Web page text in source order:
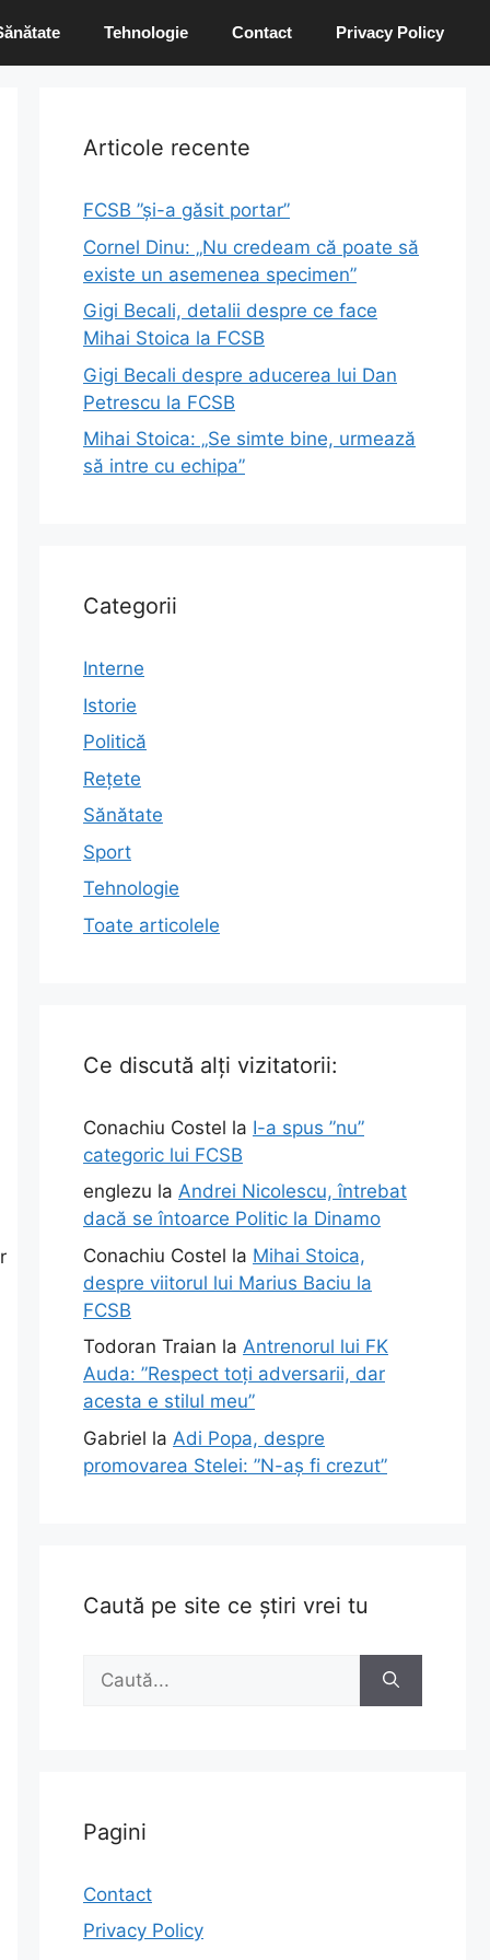
Tehnologie Contact Privacy Policy
Articole recente
FCSB ”și-a găsit portar”
Cornel Dinu: „Nu credeam că poate să
existe un asemenea specimen”
Gigi Becali, detalii despre ce face
Mihai Stoica la FCSB
Gigi Becali despre aducerea lui Dan
Petrescu la FCSB
Mihai Stoica: „Se simte bine, urmează
să intre cu echipa”
Categorii
Interne
Istorie
Politică
Rețete
Sănătate
Sport
Tehnologie
Toate articolele
Ce discută alți vizitatorii:
Conachiu Costel la I-a spus ”nu”
categoric lui FCSB
englezu la Andrei Nicolescu, întrebat
dacă se întoarce Politic la Dinamo
Conachiu Costel la Mihai Stoica,
despre viitorul lui Marius Baciu la
FCSB
Todoran Traian la Antrenorul lui FK
Auda: ”Respect toți adversarii, dar
acesta e stilul meu”
Gabriel la Adi Popa, despre
promovarea Stelei: ”N-aș fi crezut”
Caută pe site ce știri vrei tu
după:
Pagini
Contact
Privacy Policy